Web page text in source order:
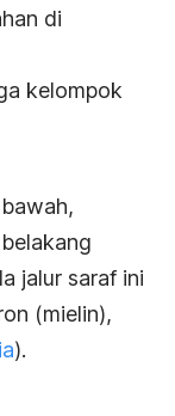
di
kelompok
jalur saraf ini
(mielin),
).